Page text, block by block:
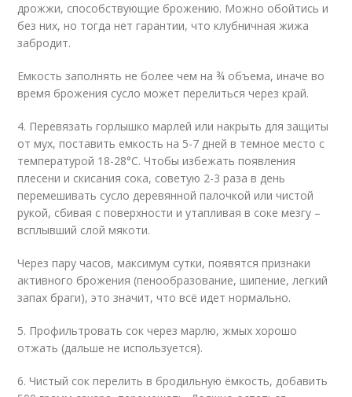
дрожжи, способствующие брожению. Можно обойтись и
без них, но тогда нет гарантии, что клубничная жижа
забродит.
Емкость заполнять не более чем на ¾ объема, иначе во
время брожения сусло может перелиться через край.
4. Перевязать горлышко марлей или накрыть для защиты
от мух, поставить емкость на 5-7 дней в темное место с
температурой 18-28°C. Чтобы избежать появления
плесени и скисания сока, советую 2-3 раза в день
перемешивать сусло деревянной палочкой или чистой
рукой, сбивая с поверхности и утапливая в соке мезгу –
всплывший слой мякоти.
Через пару часов, максимум сутки, появятся признаки
активного брожения (пенообразование, шипение, легкий
запах браги), это значит, что всё идет нормально.
5. Профильтровать сок через марлю, жмых хорошо
отжать (дальше не используется).
6. Чистый сок перелить в бродильную ёмкость, добавить